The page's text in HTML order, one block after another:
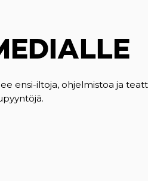
ensi-iltoja, ohjelmistoa ja